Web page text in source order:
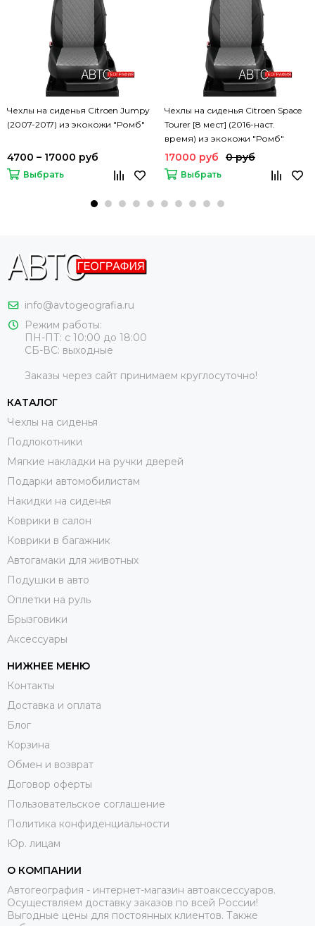
Чехлы на сиденья Citroen Jumpy
(2007-2017) из экокожи "Ромб"
4700 – 17000 руб
Выбрать
Чехлы на сиденья Citroen Space
Tourer [8 мест] (2016-наст.
время) из экокожи "Ромб"
17000 руб 0 руб
Выбрать
info@avtogeografia.ru
Режим работы:
ПН-ПТ: с 10:00 до 18:00
СБ-ВС: выходные
Заказы через сайт принимаем круглосуточно!
КАТАЛОГ
Чехлы на сиденья
Подлокотники
Мягкие накладки на ручки дверей
Подарки автомобилистам
Накидки на сиденья
Коврики в салон
Коврики в багажник
Автогамаки для животных
Подушки в авто
Оплетки на руль
Брызговики
Аксессуары
НИЖНЕЕ МЕНЮ
Контакты
Доставка и оплата
Блог
Корзина
Обмен и возврат
Договор оферты
Пользовательское соглашение
Политика конфиденциальности
Юр. лицам
О КОМПАНИИ
Автогеография - интернет-магазин автоаксессуаров.
Осуществляем доставку заказов по всей России!
Выгодные цены для постоянных клиентов. Также